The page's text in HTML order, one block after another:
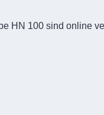
HN 100 sind online